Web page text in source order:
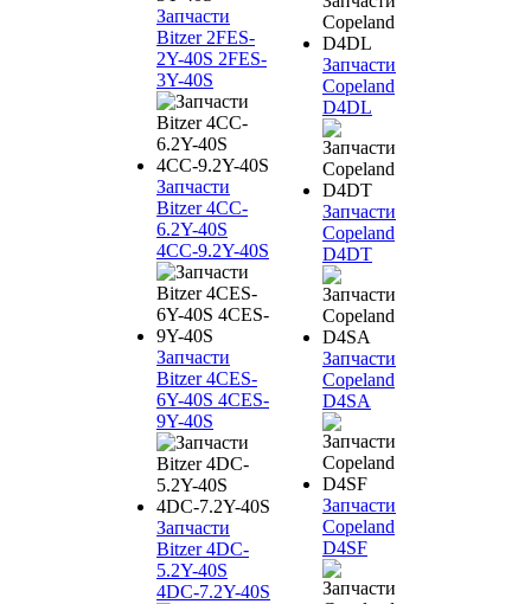
Запчасти
Bitzer 2FES-
2Y-40S 2FES-
3Y-40S
Запчасти
Bitzer 4CC-
6.2Y-40S
4CC-9.2Y-40S
Запчасти
Bitzer 4CES-
6Y-40S 4CES-
9Y-40S
Запчасти
Bitzer 4DC-
5.2Y-40S
4DC-7.2Y-40S
Запчасти
Copeland
D4DL
Запчасти
Copeland
D4DT
Запчасти
Copeland
D4SA
Запчасти
Copeland
D4SF